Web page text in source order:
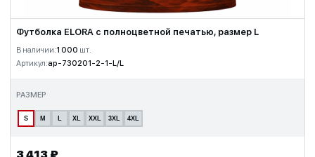
Футболка ELORA с полноцветной печатью, размер L
В наличии:1 000 шт.
Артикул:ap-730201-2-1-L/L
РАЗМЕР
S M L XL XXL 3XL 4XL